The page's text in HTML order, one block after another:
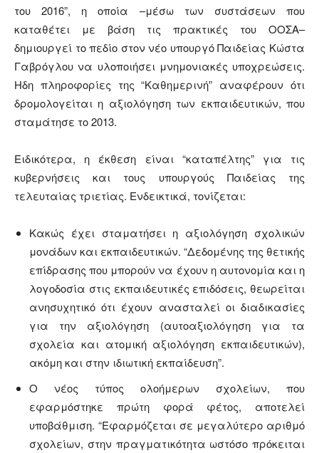
του 2016”, η οποία –μέσω των συστάσεων που
καταθέτει με βάση τις πρακτικές του ΟΟΣΑ–
δημιουργεί το πεδίο στον νέο υπουργό Παιδείας Κώστα
Γαβρόγλου να υλοποιήσει μνημονιακές υποχρεώσεις.
Ηδη πληροφορίες της “Καθημερινή” αναφέρουν ότι
δρομολογείται η αξιολόγηση των εκπαιδευτικών, που
σταμάτησε το 2013.
Ειδικότερα, η έκθεση είναι “καταπέλτης” για τις
κυβερνήσεις και τους υπουργούς Παιδείας της
τελευταίας τριετίας. Ενδεικτικά, τονίζεται:
Κακώς έχει σταματήσει η αξιολόγηση σχολικών
μονάδων και εκπαιδευτικών. “Δεδομένης της θετικής
επίδρασης που μπορούν να έχουν η αυτονομία και η
λογοδοσία στις εκπαιδευτικές επιδόσεις, θεωρείται
ανησυχητικό ότι έχουν ανασταλεί οι διαδικασίες
για την αξιολόγηση (αυτοαξιολόγηση για τα
σχολεία και ατομική αξιολόγηση εκπαιδευτικών),
ακόμη και στην ιδιωτική εκπαίδευση”.
Ο νέος τύπος ολοήμερων σχολείων, που
εφαρμόστηκε πρώτη φορά φέτος, αποτελεί
υποβάθμιση. “Εφαρμόζεται σε μεγαλύτερο αριθμό
σχολείων, στην πραγματικότητα ωστόσο πρόκειται